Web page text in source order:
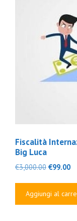
Fiscalità
Big Luca
€3,000.00 Il
era:
€99.00Il
è:
Aggiungi al